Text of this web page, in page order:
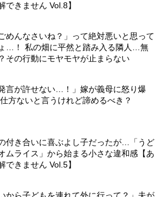
できません Vol.8】
めんなさいね？」って絶対悪いと思って
…！ 私の畑に平然と踏み入る隣人…無
その行動にモヤモヤが止まらない
言が許せない…！」嫁が義母に怒り爆
方ないと言うけれど諦めるべき？
付き合いに喜ぶよし子だったが…「うど
ムライス」から始まる小さな違和感【あ
できません Vol.5】